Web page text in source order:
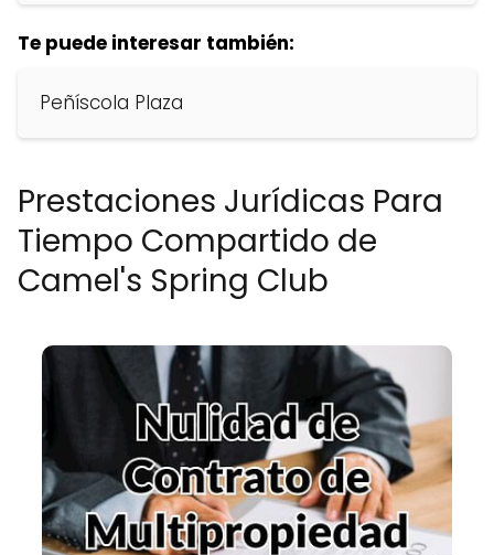
Te puede interesar también:
Peñíscola Plaza
Prestaciones Jurídicas Para
Tiempo Compartido de
Camel's Spring Club